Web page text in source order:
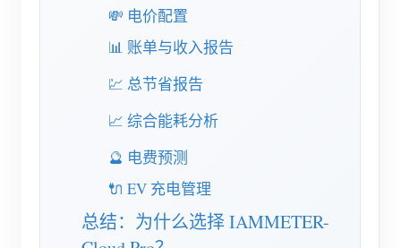
光伏系统能源监控
用电监控
光伏热水器控制系统
家庭自动化
工厂能源监控
商店
资源
产品快速开始
文档
教程视频
常见问题
新闻
社区
贡献者计划
贡献者中心
IAMMETER 活动
论坛
解决方案
联系我们
关于我们
💸 电价配置
📊 账单与收入报告
💹 总节省报告
📈 综合能耗分析
🔮 电费预测
🔌 EV 充电管理
总结：为什么选择 IAMMETER-